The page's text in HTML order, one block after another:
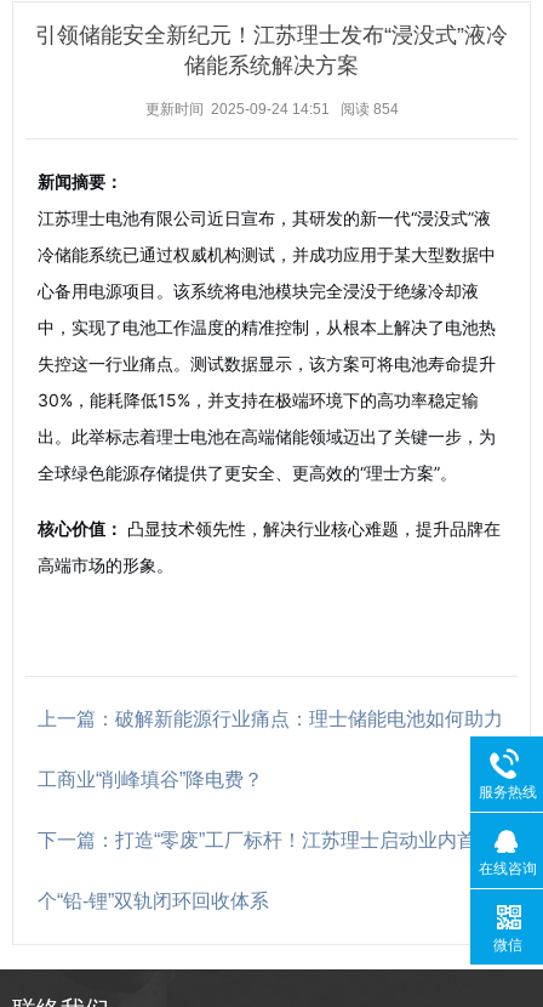
引领储能安全新纪元！江苏理士发布“浸没式”液冷
储能系统解决方案
更新时间 2025-09-24 14:51 阅读 854
新闻摘要：
江苏理士电池有限公司近日宣布，其研发的新一代“浸没式”液
冷储能系统已通过权威机构测试，并成功应用于某大型数据中
心备用电源项目。该系统将电池模块完全浸没于绝缘冷却液
中，实现了电池工作温度的精准控制，从根本上解决了电池热
失控这一行业痛点。测试数据显示，该方案可将电池寿命提升
30%，能耗降低15%，并支持在极端环境下的高功率稳定输
出。此举标志着理士电池在高端储能领域迈出了关键一步，为
全球绿色能源存储提供了更安全、更高效的“理士方案”。
核心价值： 凸显技术领先性，解决行业核心难题，提升品牌在
高端市场的形象。
上一篇：破解新能源行业痛点：理士储能电池如何助力
工商业“削峰填谷”降电费？
下一篇：打造“零废”工厂标杆！江苏理士启动业内首
个“铅-锂”双轨闭环回收体系
服务热线
在线咨询
微信